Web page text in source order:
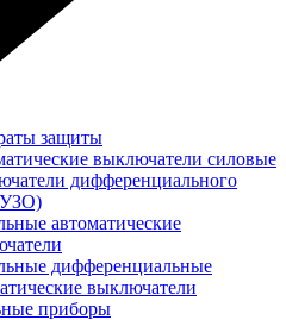
защиты
выключатели силовые
дифференциального
автоматические
дифференциальные
выключатели
приборы